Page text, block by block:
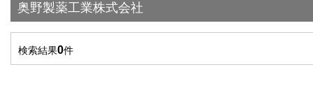
奥野製薬工業株式会社
検索結果0件